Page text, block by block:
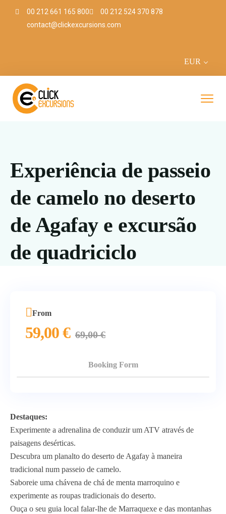
00 212 661 165 800
00 212 524 370 878
contact@clickexcursions.com
EUR
Experiência de passeio
de camelo no deserto
de Agafay e excursão
de quadriciclo
Destaques:
Experimente a adrenalina de conduzir um ATV através de
paisagens desérticas.
Descubra um planalto do deserto de Agafay à maneira
tradicional num passeio de camelo.
Saboreie uma chávena de chá de menta marroquino e
experimente as roupas tradicionais do deserto.
Ouça o seu guia local falar-lhe de Marraquexe e das montanhas
From
59,00€ 69,00€
Booking Form